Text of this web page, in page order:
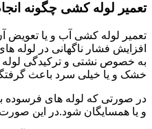
تعمیر لوله کشی چگونه
تعمیر لوله کشی آب و یا تعویض
افزایش فشار ناگهانی در
به خصوص نشتی و ترکیدگی لوله
خشک و یا خیلی سرد باعث
در صورتی که لوله های فرسوده
و یا همسایگان شود.در این